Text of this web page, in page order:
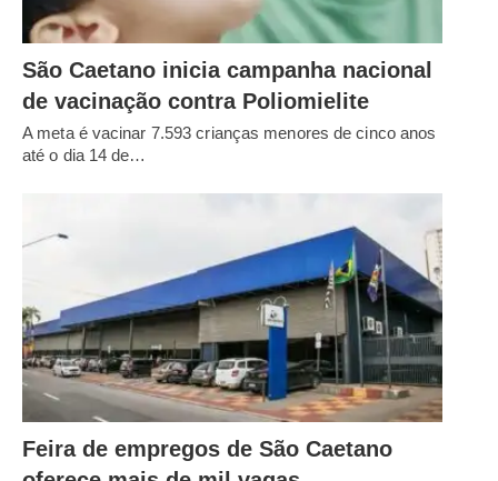
São Caetano inicia campanha nacional
de vacinação contra Poliomielite
A meta é vacinar 7.593 crianças menores de cinco anos
até o dia 14 de…
Feira de empregos de São Caetano